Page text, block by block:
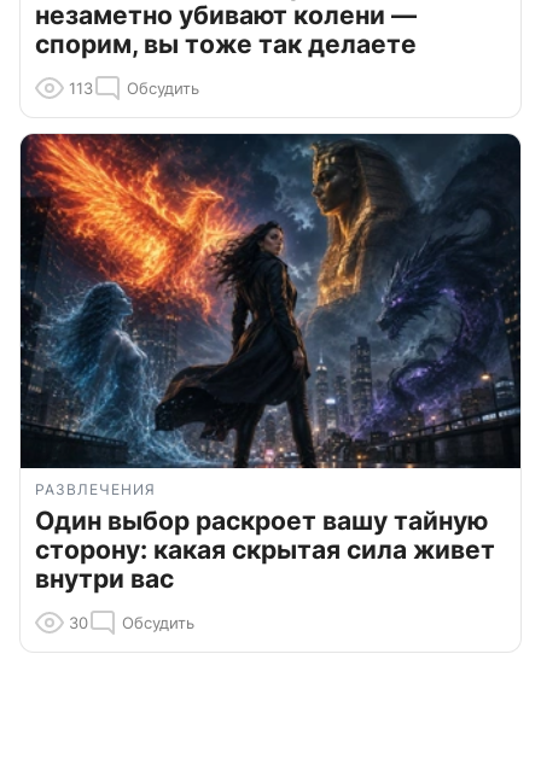
незаметно убивают колени —
спорим, вы тоже так делаете
113 Обсудить
РАЗВЛЕЧЕНИЯ
Один выбор раскроет вашу тайную
сторону: какая скрытая сила живет
внутри вас
30 Обсудить